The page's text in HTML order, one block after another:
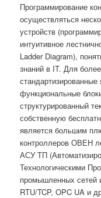
Программирование
осуществляться
устройств
интуитивное
Ladder Diagram),
знаний в IT. Для
функциональные
структурированный
собственную
является большим
контроллеров ОВЕН
АСУ ТП
Технологическими
промышленных сетей
RTU/TCP, OPC UA и